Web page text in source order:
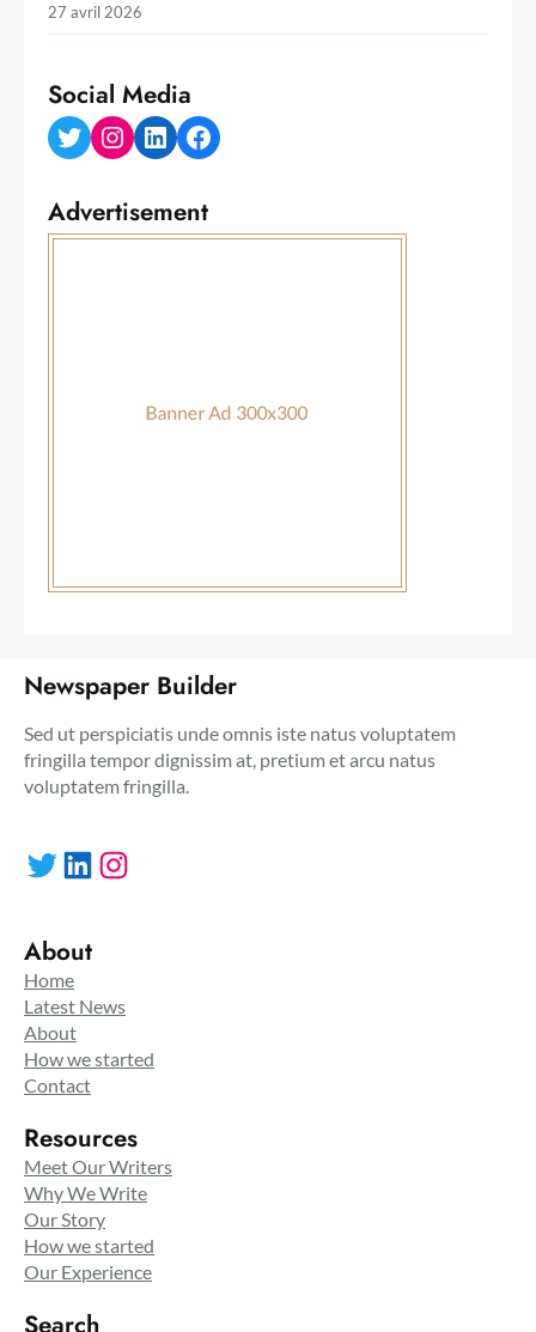
27 avril 2026
Social Media
Twitter Instagram LinkedIn Facebook
Advertisement
Newspaper Builder
Sed ut perspiciatis unde omnis iste natus voluptatem
fringilla tempor dignissim at, pretium et arcu natus
voluptatem fringilla.
Twitter LinkedIn Instagram
About
Home
Latest News
About
How we started
Contact
Resources
Meet Our Writers
Why We Write
Our Story
How we started
Our Experience
Search